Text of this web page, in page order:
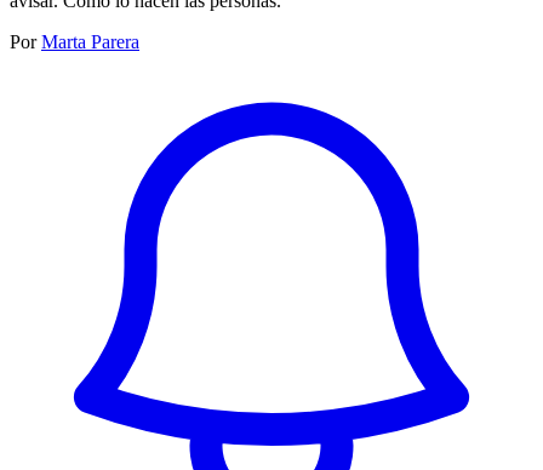
Por Marta Parera